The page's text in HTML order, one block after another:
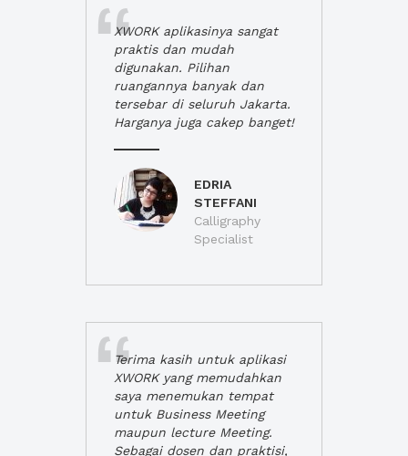
XWORK aplikasinya sangat
praktis dan mudah
digunakan. Pilihan
ruangannya banyak dan
tersebar di seluruh Jakarta.
Harganya juga cakep banget!
EDRIA
STEFFANI
Calligraphy
Specialist
Terima kasih untuk aplikasi
XWORK yang memudahkan
saya menemukan tempat
untuk Business Meeting
maupun lecture Meeting.
Sebagai dosen dan praktisi,